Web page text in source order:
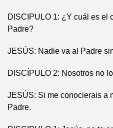
DISCIPULO 1: ¿Y cuál es el
Padre?
JESÚS: Nadie va al Padre
DISCÍPULO 2: Nosotros no
JESÚS: Si me conocierais a
Padre.